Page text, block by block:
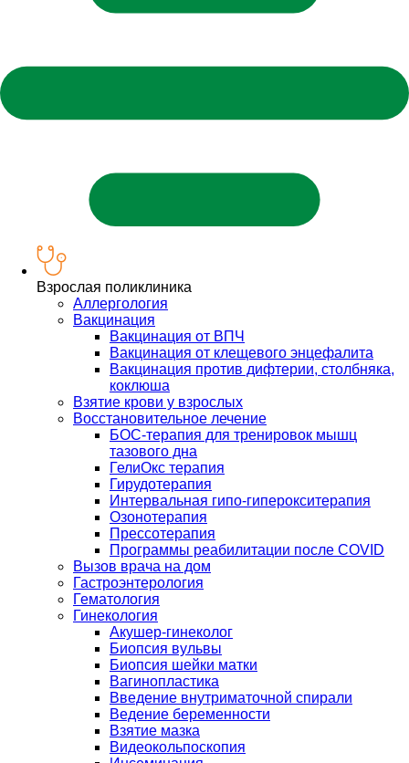
Взрослая поликлиника
Аллергология
Вакцинация
Вакцинация от ВПЧ
Вакцинация от клещевого энцефалита
Вакцинация против дифтерии, столбняка,
коклюша
Взятие крови у взрослых
Восстановительное лечение
БОС-терапия для тренировок мышц
тазового дна
ГелиОкс терапия
Гирудотерапия
Интервальная гипо-гиперокситерапия
Озонотерапия
Прессотерапия
Программы реабилитации после СOVID
Вызов врача на дом
Гастроэнтерология
Гематология
Гинекология
Акушер-гинеколог
Биопсия вульвы
Биопсия шейки матки
Вагинопластика
Введение внутриматочной спирали
Ведение беременности
Взятие мазка
Видеокольпоскопия